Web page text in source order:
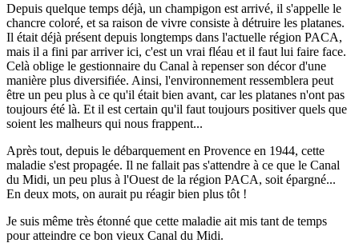
Depuis quelque temps déjà, un champigon est arrivé, il s'appelle le
chancre coloré, et sa raison de vivre consiste à détruire les platanes.
Il était déjà présent depuis longtemps dans l'actuelle région PACA,
mais il a fini par arriver ici, c'est un vrai fléau et il faut lui faire face.
Celà oblige le gestionnaire du Canal à repenser son décor d'une
manière plus diversifiée. Ainsi, l'environnement ressemblera peut
être un peu plus à ce qu'il était bien avant, car les platanes n'ont pas
toujours été là. Et il est certain qu'il faut toujours positiver quels que
soient les malheurs qui nous frappent...
Après tout, depuis le débarquement en Provence en 1944, cette
maladie s'est propagée. Il ne fallait pas s'attendre à ce que le Canal
du Midi, un peu plus à l'Ouest de la région PACA, soit épargné...
En deux mots, on aurait pu réagir bien plus tôt !
Je suis même très étonné que cette maladie ait mis tant de temps
pour atteindre ce bon vieux Canal du Midi.